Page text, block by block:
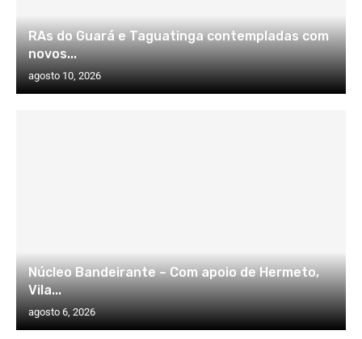
RAs do Guará e Taguatinga contempladas com
novos...
agosto 10, 2026
Núcleo Bandeirante – Com apoio de Hermeto,
Vila...
agosto 6, 2026